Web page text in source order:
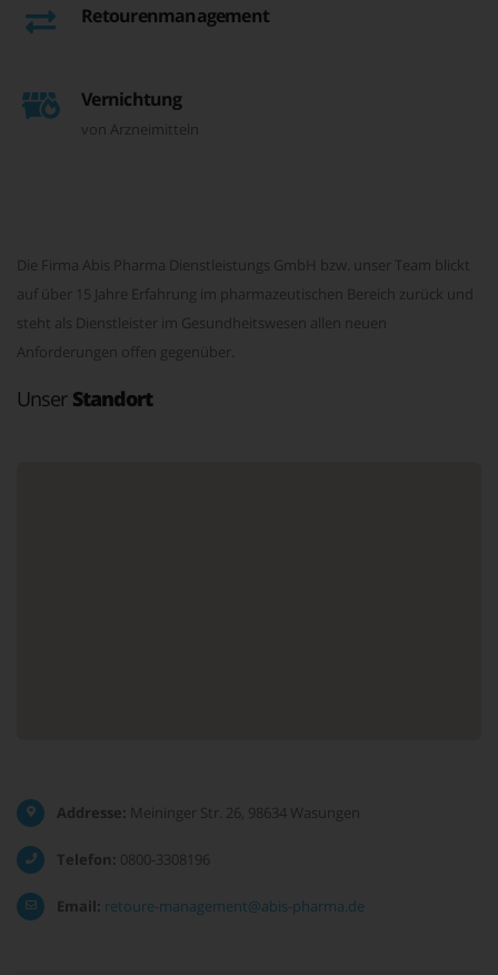
Retourenmanagement
Vernichtung
von Arzneimitteln
Die Firma Abis Pharma Dienstleistungs GmbH bzw. unser Team blickt
auf über 15 Jahre Erfahrung im pharmazeutischen Bereich zurück und
steht als Dienstleister im Gesundheitswesen allen neuen
Anforderungen offen gegenüber.
Unser Standort
Addresse: Meininger Str. 26, 98634 Wasungen
Telefon: 0800-3308196
Email: retoure-management@abis-pharma.de